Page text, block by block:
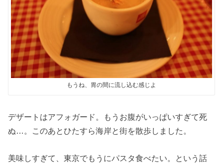
もうね、胃の間に流し込む感じよ
デザートはアフォガード。もうお腹がいっぱいすぎて死
ぬ…。このあとひたすら海岸と街を散歩しました。
美味しすぎて、東京でもうにパスタ食べたい。という話